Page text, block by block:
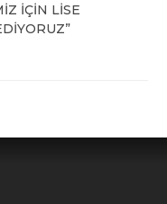
İÇİN LİSE